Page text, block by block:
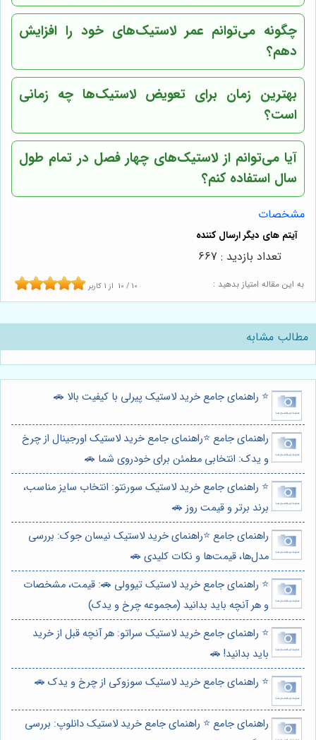
چگونه می‌توانم عمر لاستیک‌های خود را افزایش
دهم؟
بهترین زمان برای تعویض لاستیک‌ها چه زمانی
است؟
آیا می‌توانم از لاستیک‌های چهار فصل در تمام طول
سال استفاده کنم؟
مشخصات
به این مقاله امتیاز بدهید : 10 / 10 از 1 کاربر
تعداد بازدید : 667
مطالب مشابه
⭐️ راهنمای جامع خرید لاستیک پیرلی با کیفیت بالا 🚗
راهنمای جامع ⭐️راهنمای جامع خرید لاستیک اورجینال از چرخ
و یدک: انتخابی مطمئن برای خودروی شما 🚗
⭐️ راهنمای جامع خرید لاستیک سورنتو: انتخاب سایز مناسب،
برند برتر و قیمت روز 🚗
راهنمای جامع ⭐️راهنمای خرید لاستیک نیسان جوک: بررسی
مدل‌ها، قیمت‌ها و نکات کلیدی 🚗
⭐️ راهنمای جامع خرید لاستیک تیوولی 🚗: قیمت، مشخصات
و هر آنچه باید بدانید (مجموعه چرخ و یدک)
⭐️ راهنمای جامع خرید لاستیک سراتو: هر آنچه قبل از خرید
باید بدانید! 🚗
⭐️ راهنمای جامع خرید لاستیک سوزوکی از چرخ و یدک 🚗
راهنمای جامع ⭐️ راهنمای جامع خرید لاستیک دانلوپ: بررسی